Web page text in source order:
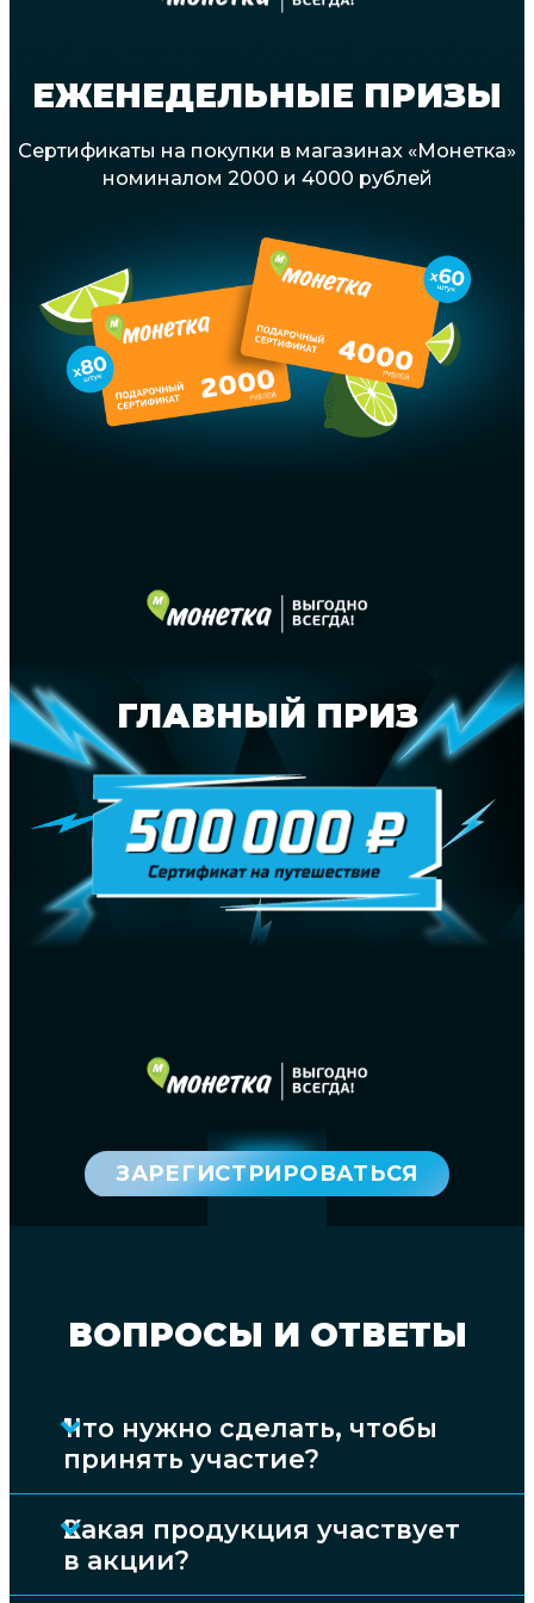
ЕЖЕНЕДЕЛЬНЫЕ ПРИЗЫ
Сертификаты на покупки в магазинах «Монетка»
номиналом 2000 и 4000 рублей
ГЛАВНЫЙ ПРИЗ
ЗАРЕГИСТРИРОВАТЬСЯ
ВОПРОСЫ И ОТВЕТЫ
Что нужно сделать, чтобы
принять участие?
совершить в любом магазине
«Монетка» единовременную покупку
любой Акционной Продукции,
Какая продукция участвует
в акции?